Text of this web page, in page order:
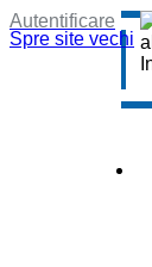
Spre site vechi
Autentificare